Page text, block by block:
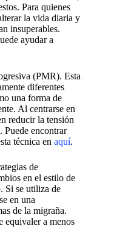
Para quienes
la vida diaria y
insuperables.
ayudar a
(PMR). Esta
diferentes
una forma de
Al centrarse en
reducir la tensión
Puede encontrar
técnica en aquí.
de
en el estilo de
Si se utiliza de
en una
de la migraña.
equivaler a menos